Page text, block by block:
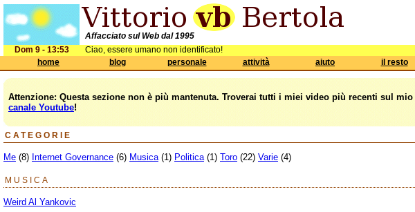
Affacciato sul Web dal 1995
Dom 9 - 13:53
Ciao, essere umano non identificato!
home
blog personale attività aiuto il resto
Attenzione: Questa sezione non è più mantenuta. Troverai tutti i miei video più recenti sul mio
canale Youtube!
CATEGORIE
Me (8) Internet Governance (6) Musica(1) Politica(1) Toro (22) Varie (4)
MUSICA
Weird Al Yankovic